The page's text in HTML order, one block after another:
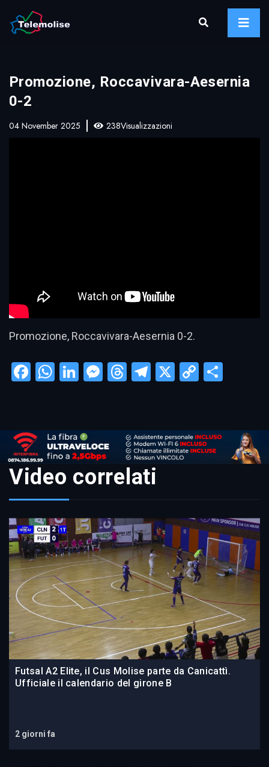
Promozione, Roccavivara-Aesernia
0-2
04 November 2025 238Visualizzazioni
Promozione, Roccavivara-Aesernia 0-2.
Facebook
WhatsApp
LinkedIn
Messenger
Threads
Telegram
X
Copy
Video correlati
Futsal A2 Elite, il Cus Molise parte da Canicattì.
Ufficiale il calendario del girone B
2 giorni fa